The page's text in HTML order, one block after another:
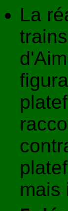
La
mais